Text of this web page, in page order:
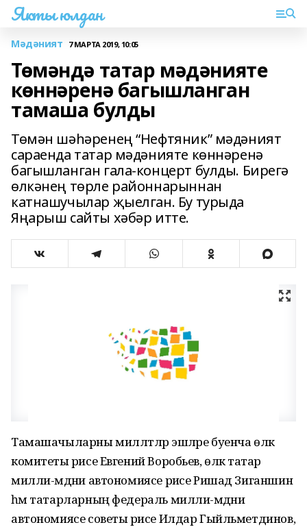
Якты юлдан
Мәдәният 7 МАРТА 2019, 10:05
Төмәндә татар мәдәнияте
көннәренә багышланган
тамаша булды
Төмән шәһәренең “Нефтяник” мәдәният
сараенда татар мәдәнияте көннәренә
багышланган гала-концерт булды. Бирегә
өлкәнең төрле районнарыннан
катнашучылар җыелган. Бу турыда
Яңарыш сайты хәбәр итте.
Тамашачыларны милләтләр эшләре буенча өлкә
комитеты рәисе Евгений Воробьев, өлкә татар
милли-мәдәни автономиясе рәисе Ришад Зиганшин
һәм татарларның федераль милли-мәдәни
автономиясе советы рәисе Илдар Гыйльметдинов,